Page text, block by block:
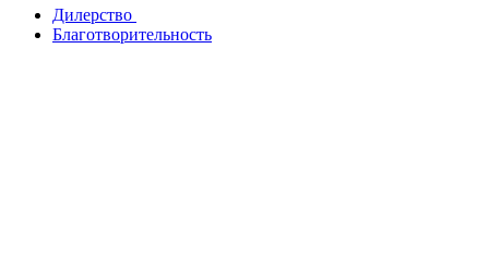
Дилерство
Благотворительность